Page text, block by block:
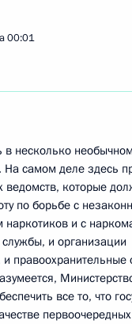
00:01
несколько
На самом деле здесь
ведомств, которые
по борьбе с
наркотиков и с
и организации
и
все то, что